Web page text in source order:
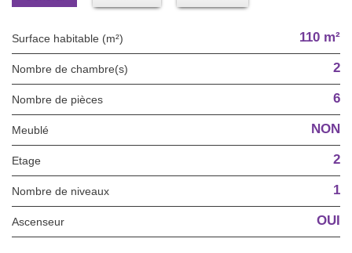
Surface habitable (m²) 110 m²
Nombre de chambre(s) 2
Nombre de pièces 6
Meublé NON
Etage 2
Nombre de niveaux 1
Ascenseur OUI